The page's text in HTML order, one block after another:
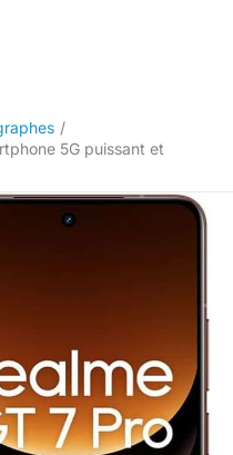
5G puissant et